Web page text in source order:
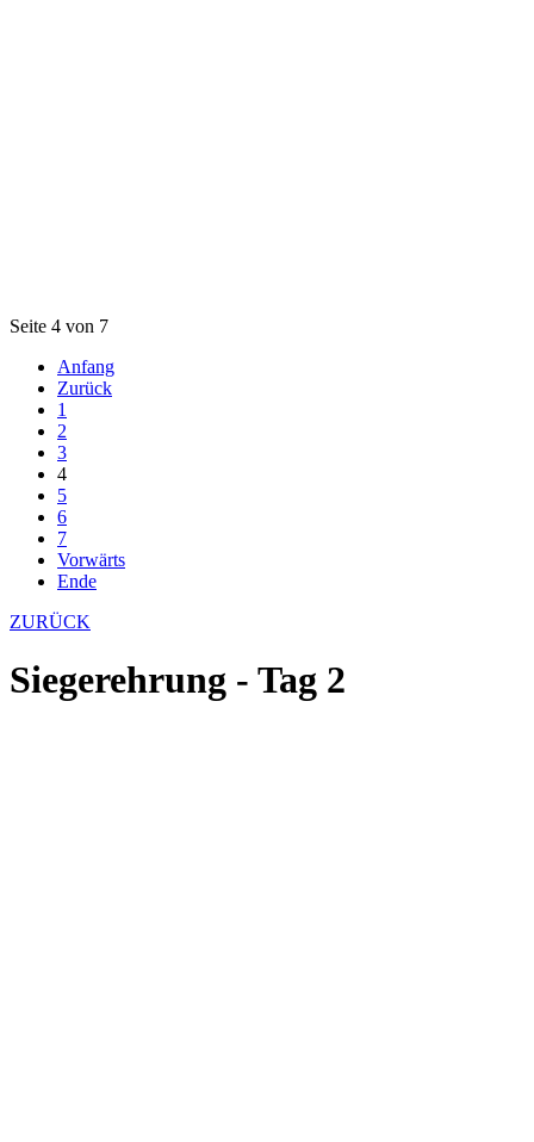
Seite 4 von 7
Anfang
Zurück
1
2
3
4
5
6
7
Vorwärts
Ende
ZURÜCK
Siegerehrung - Tag 2